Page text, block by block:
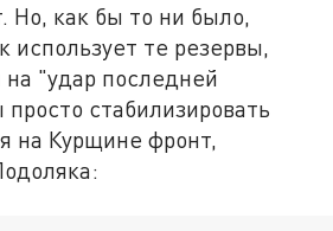
Но, как бы то ни было,
использует те резервы,
"удар последней
стабилизировать
на Курщине фронт,